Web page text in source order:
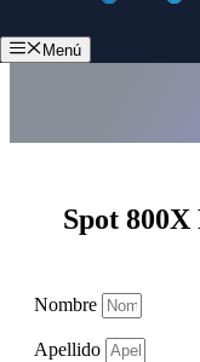
Menú
Spot
Nombre
Apellido